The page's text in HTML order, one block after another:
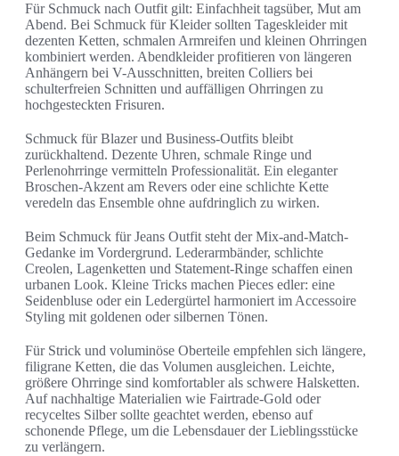
Für Schmuck nach Outfit gilt: Einfachheit tagsüber, Mut am
Abend. Bei Schmuck für Kleider sollten Tageskleider mit
dezenten Ketten, schmalen Armreifen und kleinen Ohrringen
kombiniert werden. Abendkleider profitieren von längeren
Anhängern bei V-Ausschnitten, breiten Colliers bei
schulterfreien Schnitten und auffälligen Ohrringen zu
hochgesteckten Frisuren.
Schmuck für Blazer und Business-Outfits bleibt
zurückhaltend. Dezente Uhren, schmale Ringe und
Perlenohrringe vermitteln Professionalität. Ein eleganter
Broschen-Akzent am Revers oder eine schlichte Kette
veredeln das Ensemble ohne aufdringlich zu wirken.
Beim Schmuck für Jeans Outfit steht der Mix-and-Match-
Gedanke im Vordergrund. Lederarmbänder, schlichte
Creolen, Lagenketten und Statement-Ringe schaffen einen
urbanen Look. Kleine Tricks machen Pieces edler: eine
Seidenbluse oder ein Ledergürtel harmoniert im Accessoire
Styling mit goldenen oder silbernen Tönen.
Für Strick und voluminöse Oberteile empfehlen sich längere,
filigrane Ketten, die das Volumen ausgleichen. Leichte,
größere Ohrringe sind komfortabler als schwere Halsketten.
Auf nachhaltige Materialien wie Fairtrade-Gold oder
recyceltes Silber sollte geachtet werden, ebenso auf
schonende Pflege, um die Lebensdauer der Lieblingsstücke
zu verlängern.